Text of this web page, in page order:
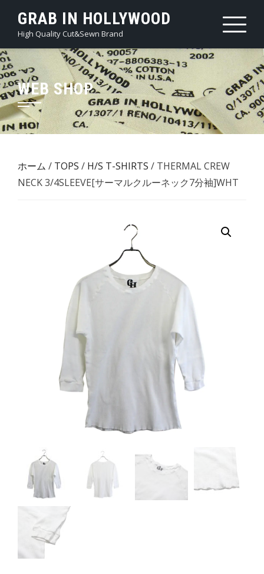
content
GRAB IN HOLLYWOOD
High Quality Cut&Sewn Brand
WEB SHOP
ホーム / TOPS / H/S T-SHIRTS / THERMAL CREW
NECK 3/4SLEEVE[サーマルクルーネック7分袖]WHT